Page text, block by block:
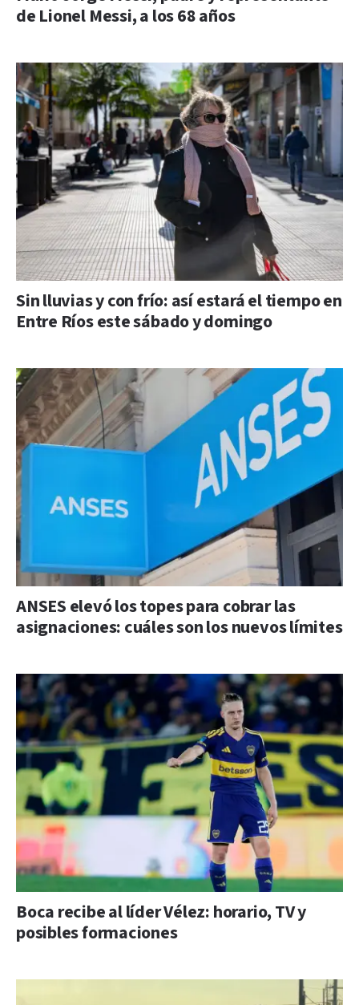
de Lionel Messi, a los 68 años
Sin lluvias y con frío: así estará el tiempo en
Entre Ríos este sábado y domingo
ANSES elevó los topes para cobrar las
asignaciones: cuáles son los nuevos límites
Boca recibe al líder Vélez: horario, TV y
posibles formaciones